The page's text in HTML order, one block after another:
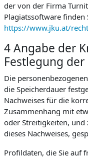
der von der Firma
Plagiatssoftware finden
https://www.jku.at/
4 Angabe der
Festlegung
Die
die Speicherdauer
Nachweises für die
Zusammenhang mit
oder Streitigkeiten, und
dieses Nachweises,
Profildaten, die Sie auf